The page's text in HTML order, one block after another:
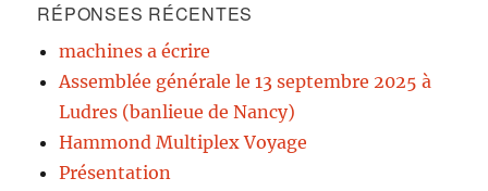
RÉPONSES RÉCENTES
machines a écrire
Assemblée générale le 13 septembre 2025 à
Ludres (banlieue de Nancy)
Hammond Multiplex Voyage
Présentation